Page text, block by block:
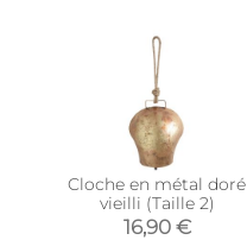
Cloche en métal doré
vieilli (Taille 2)
16,90 €